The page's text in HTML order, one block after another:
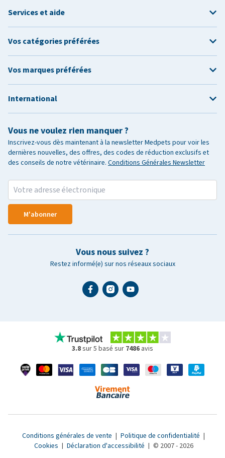
Vous ne voulez rien manquer ?
Inscrivez-vous dès maintenant à la newsletter Medpets pour voir les
dernières nouvelles, des offres, des codes de réduction exclusifs et
des conseils de notre vétérinaire. Conditions Générales Newsletter
M'abonner
Vous nous suivez ?
Restez informé(e) sur nos réseaux sociaux
Services et aide
Vos catégories préférées
Vos marques préférées
International
3.8sur 5 basé sur 7486 avis
Conditions générales de vente | Politique de confidentialité |
Cookies | Déclaration d'accessibilité | © 2007 - 2026